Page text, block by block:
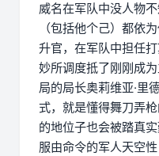
威名在军队中没人物
（包括他个己）都依
升官，在军队中担任
妙所调度抵了刚刚成
局的局长奥莉维亚·里
式，就是懂得舞刀弄
的地位子也会被踏真
服由命令的军人天空